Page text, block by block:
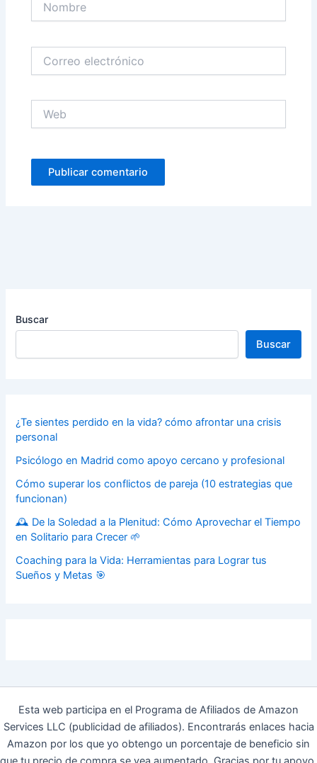
electrónico
Buscar
Buscar
¿Te sientes perdido en la vida? cómo afrontar una crisis
personal
Psicólogo en Madrid como apoyo cercano y profesional
Cómo superar los conflictos de pareja (10 estrategias que
funcionan)
🕰️ De la Soledad a la Plenitud: Cómo Aprovechar el Tiempo
en Solitario para Crecer 🌱
Coaching para la Vida: Herramientas para Lograr tus
Sueños y Metas 🎯
Esta web participa en el Programa de Afiliados de Amazon
Services LLC (publicidad de afiliados). Encontrarás enlaces hacia
Amazon por los que yo obtengo un porcentaje de beneficio sin